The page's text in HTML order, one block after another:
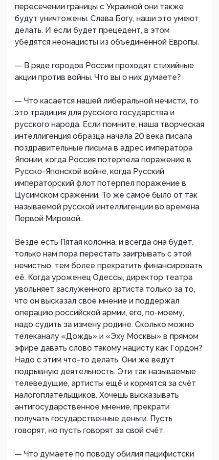
пересечении границы с Украиной они также
будут уничтожены. Слава Богу, наши это умеют
делать. И если будет прецедент, в этом
убедятся неонацисты из объединённой Европы.
— В ряде городов России проходят стихийные
акции против войны. Что вы о них думаете?
— Что касается нашей либеральной нечисти, то
это традиция для русского государства и
русского народа. Если помните, наша творческая
интеллигенция образца начала 20 века писала
поздравительные письма в адрес императора
Японии, когда Россия потерпела поражение в
Русско-Японской войне, когда Русский
императорский флот потерпел поражение в
Цусимском сражении. То же самое было от так
называемой русской интеллигенции во времена
Первой Мировой…
Везде есть Пятая колонна, и всегда она будет,
только нам пора перестать заигрывать с этой
нечистью, тем более прекратить финансировать
её. Когда уроженец Одессы, директор театра
увольняет заслуженного артиста только за то,
что он высказал своё мнение и поддержал
операцию российской армии, его, по-моему,
надо судить за измену родине. Сколько можно
телеканалу «Дождь» и «Эху Москвы» в прямом
эфире давать слово такому нацисту как Гордон?
Надо с этим что-то делать. Они же ведут
подрывную деятельность. Эти так называемые
телеведущие, артисты ещё и кормятся за счёт
налогоплательщиков. Хочешь высказывать
антигосударственное мнение, прекрати
получать государственные деньги. Пусть
говорят, но пусть говорят за свой счёт.
— Что думаете по поводу обилия пацифистски